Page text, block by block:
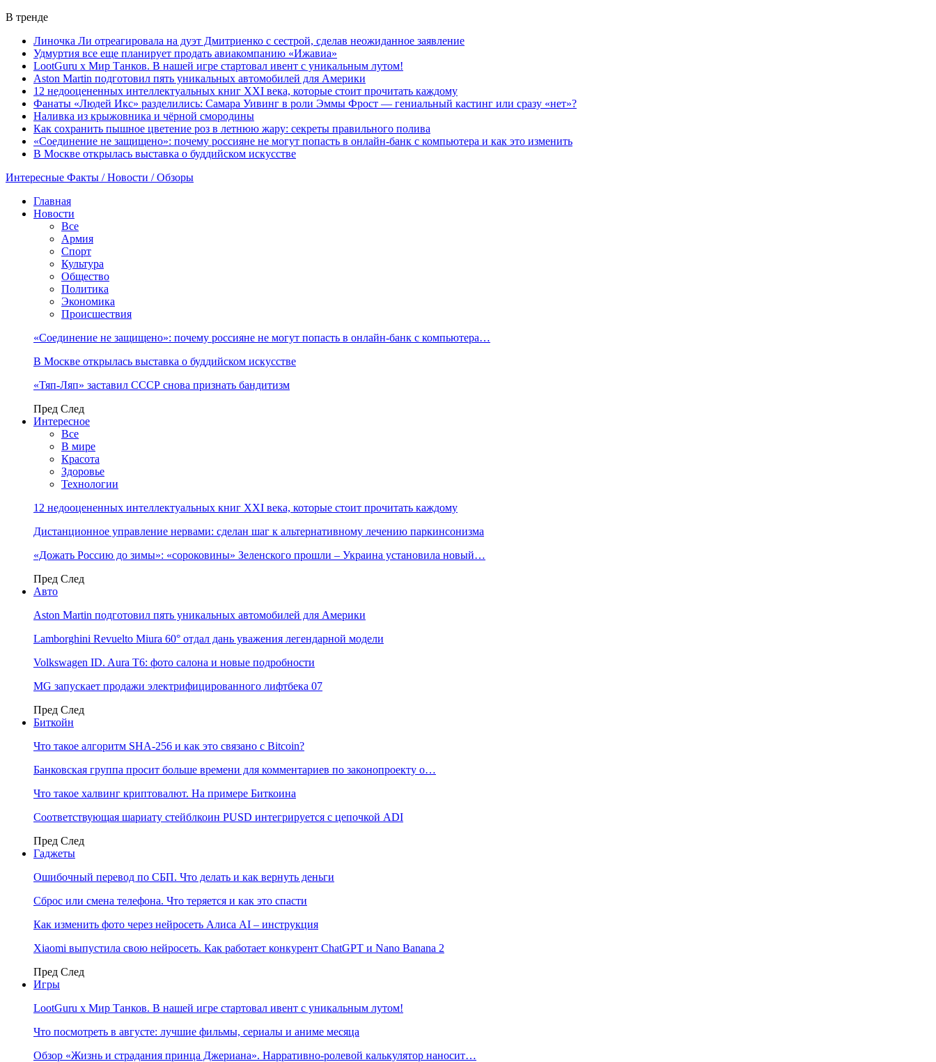
В тренде
Линочка Ли отреагировала на дуэт Дмитриенко с сестрой, сделав неожиданное заявление
Удмуртия все еще планирует продать авиакомпанию «Ижавиа»
LootGuru x Мир Танков. В нашей игре стартовал ивент с уникальным лутом!
Aston Martin подготовил пять уникальных автомобилей для Америки
12 недооцененных интеллектуальных книг XXI века, которые стоит прочитать каждому
Фанаты «Людей Икс» разделились: Самара Уивинг в роли Эммы Фрост — гениальный кастинг или сразу «нет»?
Наливка из крыжовника и чёрной смородины
Как сохранить пышное цветение роз в летнюю жару: секреты правильного полива
«Соединение не защищено»: почему россияне не могут попасть в онлайн-банк с компьютера и как это изменить
В Москве открылась выставка о буддийском искусстве
Интересные Факты / Новости / Обзоры
Главная
Новости
Все
Армия
Спорт
Культура
Общество
Политика
Экономика
Происшествия
«Соединение не защищено»: почему россияне не могут попасть в онлайн-банк с компьютера…
В Москве открылась выставка о буддийском искусстве
«Тяп-Ляп» заставил СССР снова признать бандитизм
Пред След
Интересное
Все
В мире
Красота
Здоровье
Технологии
12 недооцененных интеллектуальных книг XXI века, которые стоит прочитать каждому
Дистанционное управление нервами: сделан шаг к альтернативному лечению паркинсонизма
«Дожать Россию до зимы»: «сороковины» Зеленского прошли – Украина установила новый…
Пред След
Авто
Aston Martin подготовил пять уникальных автомобилей для Америки
Lamborghini Revuelto Miura 60° отдал дань уважения легендарной модели
Volkswagen ID. Aura T6: фото салона и новые подробности
MG запускает продажи электрифицированного лифтбека 07
Пред След
Биткойн
Что такое алгоритм SHA-256 и как это связано с Bitcoin?
Банковская группа просит больше времени для комментариев по законопроекту о…
Что такое халвинг криптовалют. На примере Биткоина
Соответствующая шариату стейблкоин PUSD интегрируется с цепочкой ADI
Пред След
Гаджеты
Ошибочный перевод по СБП. Что делать и как вернуть деньги
Сброс или смена телефона. Что теряется и как это спасти
Как изменить фото через нейросеть Алиса AI – инструкция
Xiaomi выпустила свою нейросеть. Как работает конкурент ChatGPT и Nano Banana 2
Пред След
Игры
LootGuru x Мир Танков. В нашей игре стартовал ивент с уникальным лутом!
Что посмотреть в августе: лучшие фильмы, сериалы и аниме месяца
Обзор «Жизнь и страдания принца Джериана». Нарративно-ролевой калькулятор наносит…